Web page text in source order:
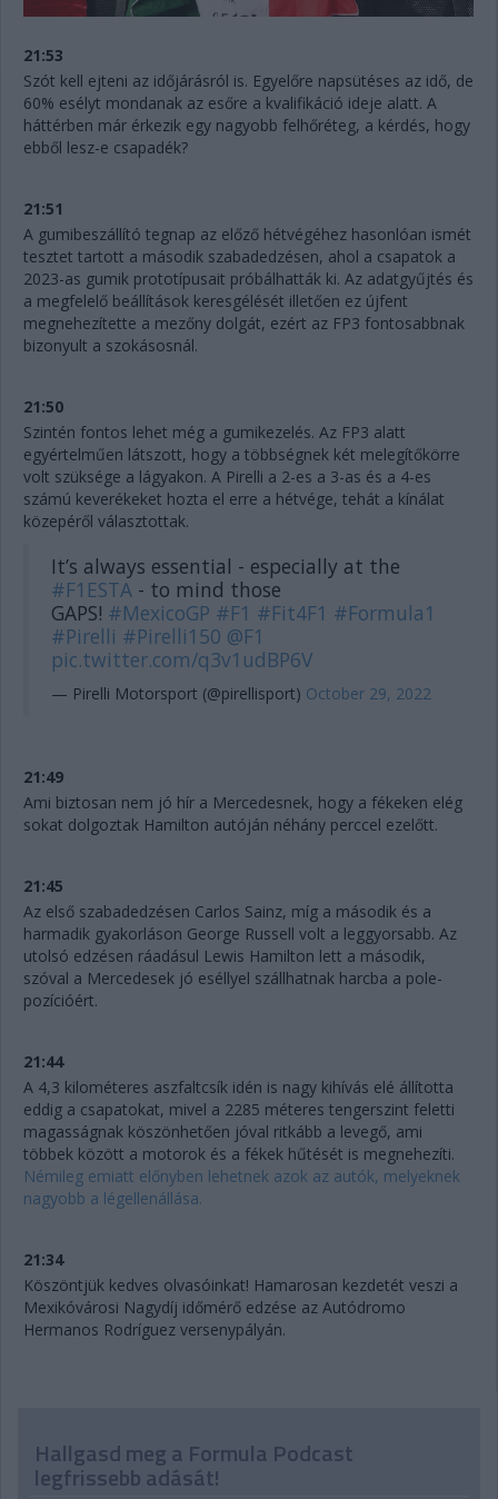
21:53
Szót kell ejteni az időjárásról is. Egyelőre napsütéses az idő, de
60% esélyt mondanak az esőre a kvalifikáció ideje alatt. A
háttérben már érkezik egy nagyobb felhőréteg, a kérdés, hogy
ebből lesz-e csapadék?
21:51
A gumibeszállító tegnap az előző hétvégéhez hasonlóan ismét
tesztet tartott a második szabadedzésen, ahol a csapatok a
2023-as gumik prototípusait próbálhatták ki. Az adatgyűjtés és
a megfelelő beállítások keresgélését illetően ez újfent
megnehezítette a mezőny dolgát, ezért az FP3 fontosabbnak
bizonyult a szokásosnál.
21:50
Szintén fontos lehet még a gumikezelés. Az FP3 alatt
egyértelműen látszott, hogy a többségnek két melegítőkörre
volt szüksége a lágyakon. A Pirelli a 2-es a 3-as és a 4-es
számú keverékeket hozta el erre a hétvége, tehát a kínálat
közepéről választottak.
It’s always essential - especially at the
#F1ESTA - to mind those
GAPS! #MexicoGP #F1 #Fit4F1 #Formula1
#Pirelli #Pirelli150 @F1
pic.twitter.com/q3v1udBP6V
— Pirelli Motorsport (@pirellisport) October 29, 2022
21:49
Ami biztosan nem jó hír a Mercedesnek, hogy a fékeken elég
sokat dolgoztak Hamilton autóján néhány perccel ezelőtt.
21:45
Az első szabadedzésen Carlos Sainz, míg a második és a
harmadik gyakorláson George Russell volt a leggyorsabb. Az
utolsó edzésen ráadásul Lewis Hamilton lett a második,
szóval a Mercedesek jó eséllyel szállhatnak harcba a pole-
pozícióért.
21:44
A 4,3 kilométeres aszfaltcsík idén is nagy kihívás elé állította
eddig a csapatokat, mivel a 2285 méteres tengerszint feletti
magasságnak köszönhetően jóval ritkább a levegő, ami
többek között a motorok és a fékek hűtését is megnehezíti.
Némileg emiatt előnyben lehetnek azok az autók, melyeknek
nagyobb a légellenállása.
21:34
Köszöntjük kedves olvasóinkat! Hamarosan kezdetét veszi a
Mexikóvárosi Nagydíj időmérő edzése az Autódromo
Hermanos Rodríguez versenypályán.
Hallgasd meg a Formula Podcast
legfrissebb adását!